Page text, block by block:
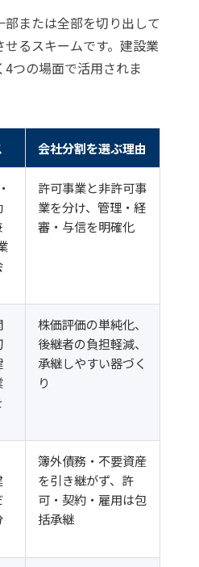
または全部を切り出して
るスキームです。建設業
つの場面で活用されま
会社分割を選ぶ理由
許可事業と非許可事
業を分け、管理・経
審・与信を明確化
株価評価の単純化、
後継者の負担軽減、
承継しやすい器づく
り
簿外債務・不要資産
を引き継がず、許
可・契約・雇用は包
括承継